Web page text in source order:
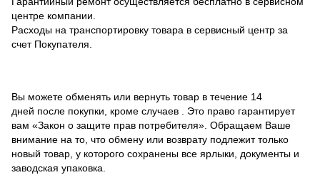
центре компании.
Расходы на транспортировку товара в сервисный центр за
счет Покупателя.
Вы можете обменять или вернуть товар в течение 14
дней после покупки, кроме случаев . Это право гарантирует
вам «Закон о защите прав потребителя». Обращаем Ваше
внимание на то, что обмену или возврату подлежит только
новый товар, у которого сохранены все ярлыки, документы и
заводская упаковка.